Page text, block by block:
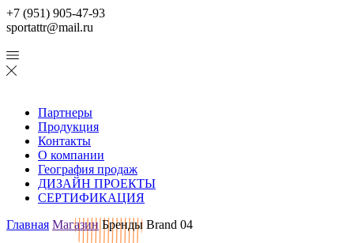
+7 (951) 905-47-93
sportattr@mail.ru
Партнеры
Продукция
Контакты
О компании
География продаж
ДИЗАЙН ПРОЕКТЫ
СЕРТИФИКАЦИЯ
Главная Магазин Бренды Brand 04